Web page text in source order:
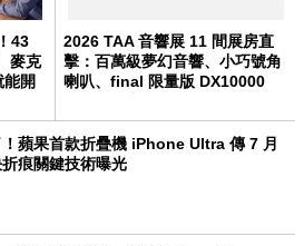
43
麥克
開
2026 TAA 音響展 11 間展房直
擊：百萬級夢幻音響、小巧號角
喇叭、final 限量版 DX10000
蘋果首款折疊機 iPhone Ultra 傳 7 月
痕關鍵技術曝光